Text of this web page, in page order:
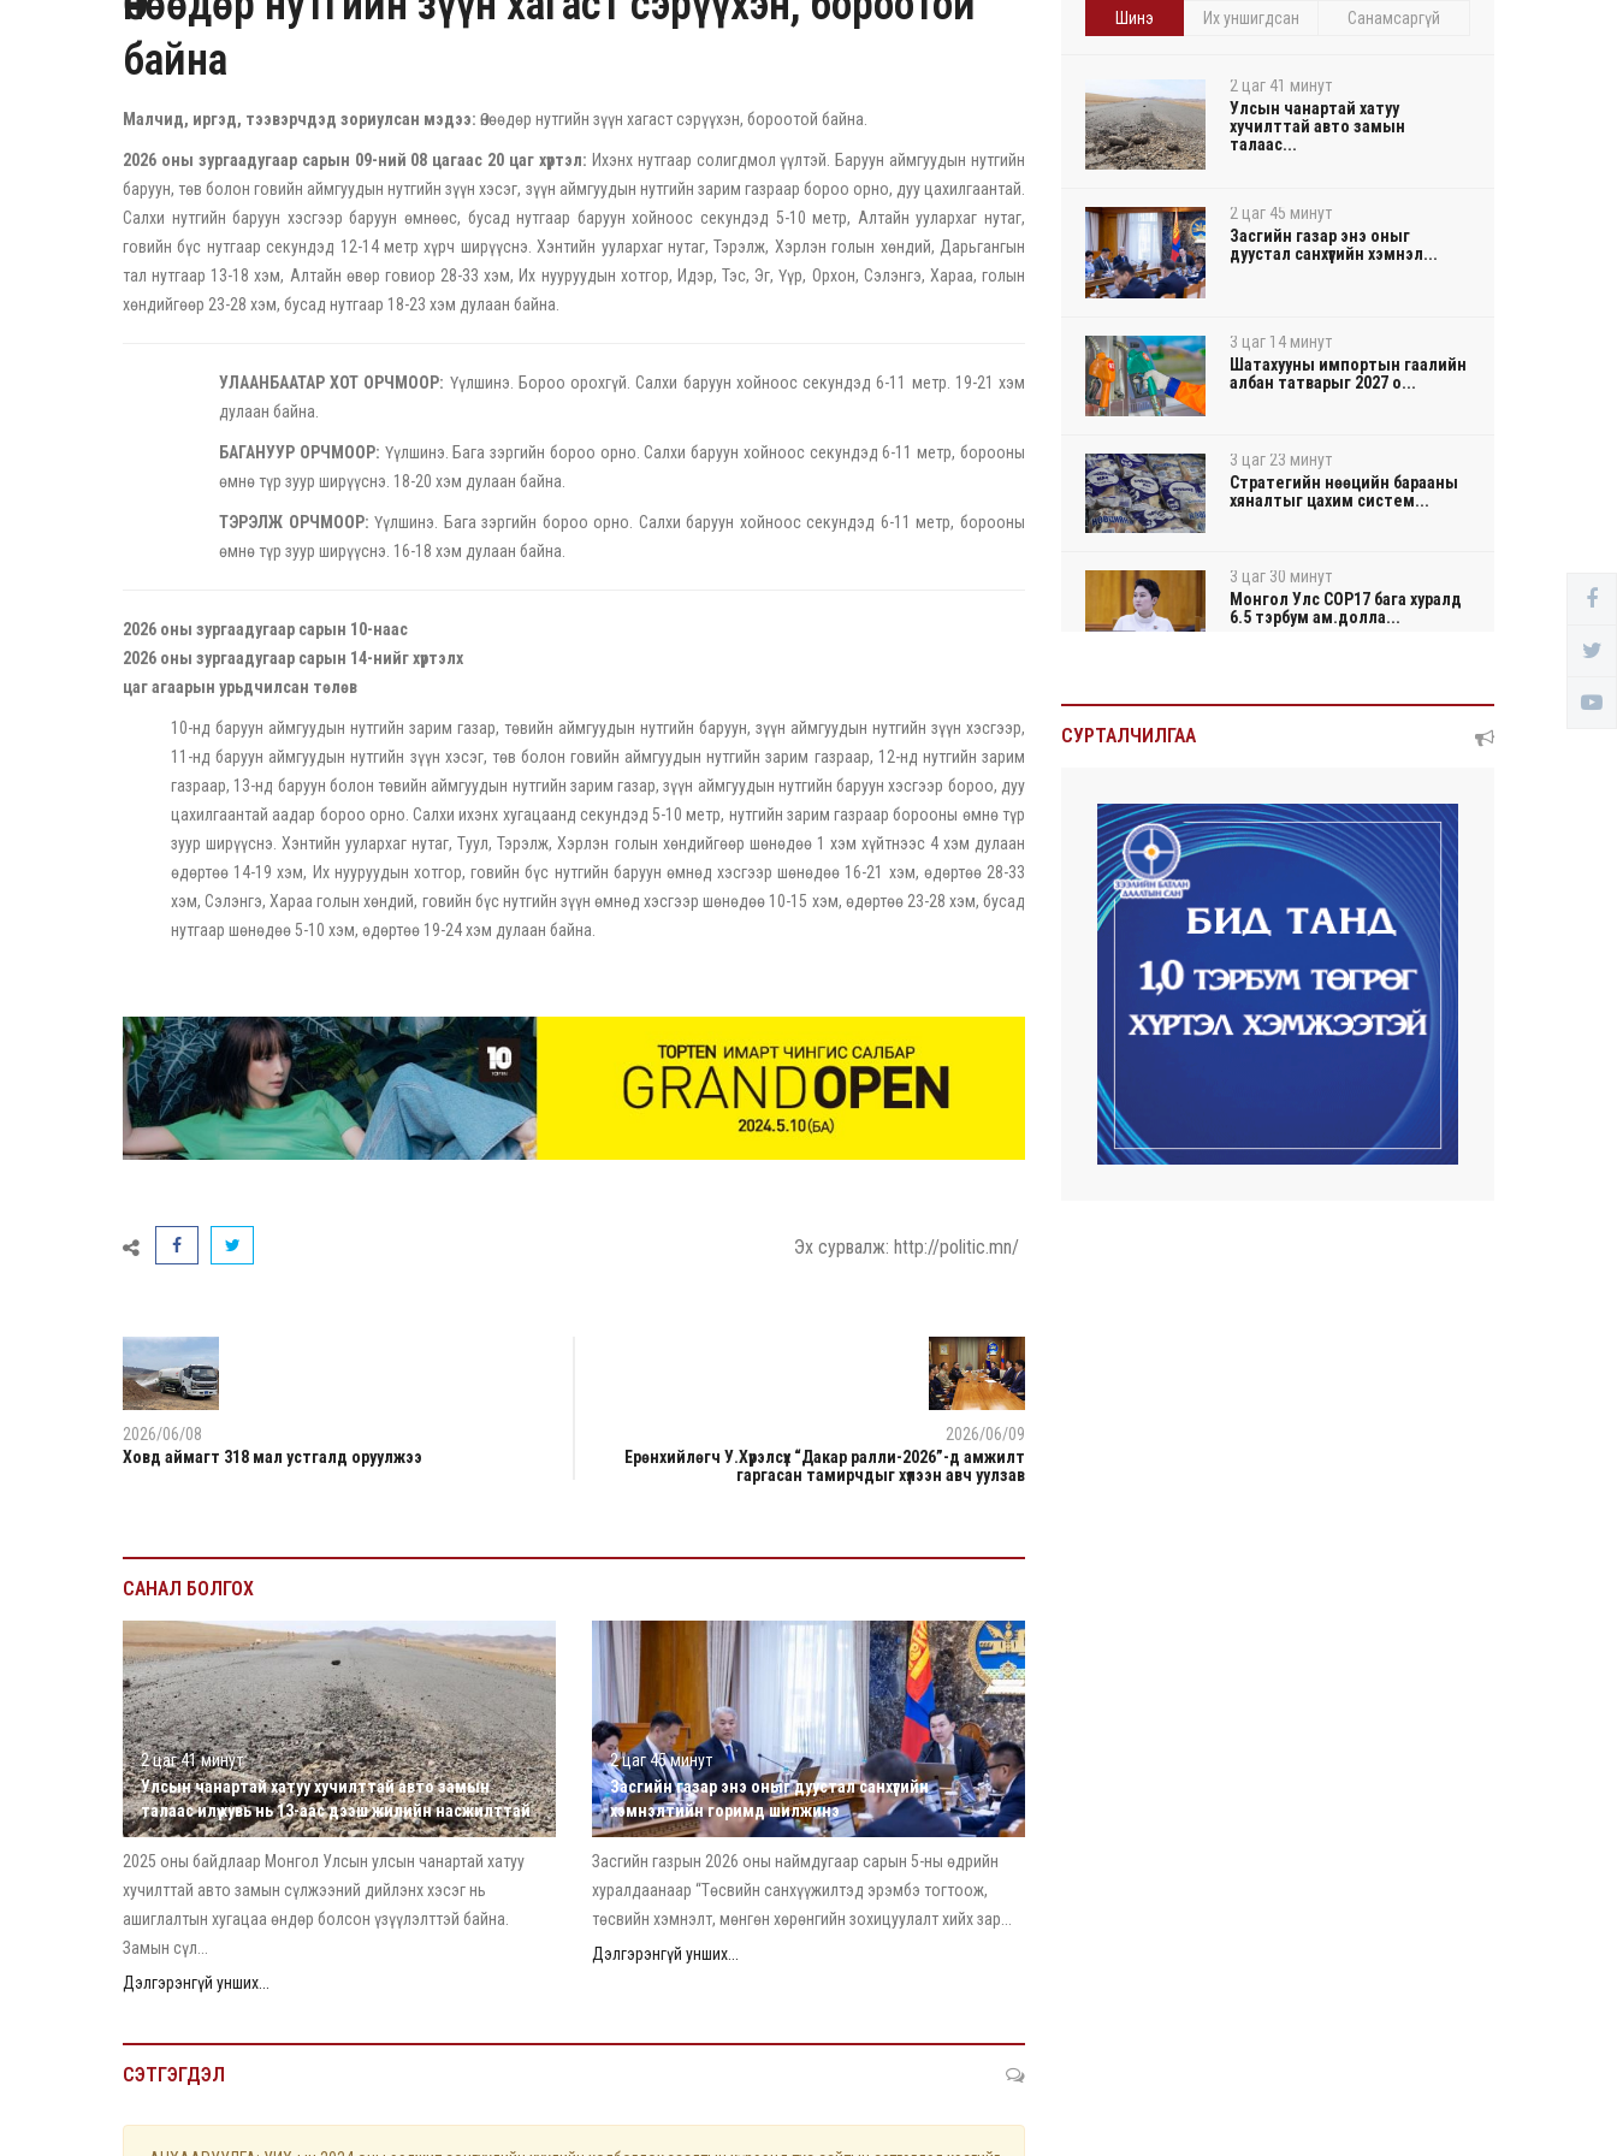
байна
Малчид, иргэд, тээвэрчдэд зориулсан мэдээ: Өнөөдөр нутгийн зүүн хагаст сэрүүхэн, бороотой байна.
2026 оны зургаадугаар сарын 09-ний 08 цагаас 20 цаг хүртэл: Ихэнх нутгаар солигдмол үүлтэй. Баруун аймгуудын нутгийн
баруун, төв болон говийн аймгуудын нутгийн зүүн хэсэг, зүүн аймгуудын нутгийн зарим газраар бороо орно, дуу цахилгаантай.
Салхи нутгийн баруун хэсгээр баруун өмнөөс, бусад нутгаар баруун хойноос секундэд 5-10 метр, Алтайн уулархаг нутаг,
говийн бүс нутгаар секундэд 12-14 метр хүрч ширүүснэ. Хэнтийн уулархаг нутаг, Тэрэлж, Хэрлэн голын хөндий, Дарьгангын
тал нутгаар 13-18 хэм, Алтайн өвөр говиор 28-33 хэм, Их нууруудын хотгор, Идэр, Тэс, Эг, Үүр, Орхон, Сэлэнгэ, Хараа, голын
хөндийгөөр 23-28 хэм, бусад нутгаар 18-23 хэм дулаан байна.
УЛААНБААТАР ХОТ ОРЧМООР: Үүлшинэ. Бороо орохгүй. Салхи баруун хойноос секундэд 6-11 метр. 19-21 хэм
дулаан байна.
БАГАНУУР ОРЧМООР: Үүлшинэ. Бага зэргийн бороо орно. Салхи баруун хойноос секундэд 6-11 метр, борооны
өмнө түр зуур ширүүснэ. 18-20 хэм дулаан байна.
ТЭРЭЛЖ ОРЧМООР: Үүлшинэ. Бага зэргийн бороо орно. Салхи баруун хойноос секундэд 6-11 метр, борооны
өмнө түр зуур ширүүснэ. 16-18 хэм дулаан байна.
2026 оны зургаадугаар сарын 10-наас
2026 оны зургаадугаар сарын 14-нийг хүртэлх
цаг агаарын урьдчилсан төлөв
10-нд баруун аймгуудын нутгийн зарим газар, төвийн аймгуудын нутгийн баруун, зүүн аймгуудын нутгийн зүүн хэсгээр,
11-нд баруун аймгуудын нутгийн зүүн хэсэг, төв болон говийн аймгуудын нутгийн зарим газраар, 12-нд нутгийн зарим
газраар, 13-нд баруун болон төвийн аймгуудын нутгийн зарим газар, зүүн аймгуудын нутгийн баруун хэсгээр бороо, дуу
цахилгаантай аадар бороо орно. Салхи ихэнх хугацаанд секундэд 5-10 метр, нутгийн зарим газраар борооны өмнө түр
зуур ширүүснэ. Хэнтийн уулархаг нутаг, Туул, Тэрэлж, Хэрлэн голын хөндийгөөр шөнөдөө 1 хэм хүйтнээс 4 хэм дулаан
өдөртөө 14-19 хэм, Их нууруудын хотгор, говийн бүс нутгийн баруун өмнөд хэсгээр шөнөдөө 16-21 хэм, өдөртөө 28-33
хэм, Сэлэнгэ, Хараа голын хөндий, говийн бүс нутгийн зүүн өмнөд хэсгээр шөнөдөө 10-15 хэм, өдөртөө 23-28 хэм, бусад
нутгаар шөнөдөө 5-10 хэм, өдөртөө 19-24 хэм дулаан байна.
Эх сурвалж: http://politic.mn/
2026/06/08
Ховд аймагт 318 мал устгалд оруулжээ
2026/06/09
Ерөнхийлөгч У.Хүрэлсүх “Дакар ралли-2026”-д амжилт
гаргасан тамирчдыг хүлээн авч уулзав
САНАЛ БОЛГОХ
2 цаг 41 минут
Улсын чанартай хатуу хучилттай авто замын
талаас илүү хувь нь 13-аас дээш жилийн насжилттай
2025 оны байдлаар Монгол Улсын улсын чанартай хатуу
хучилттай авто замын сүлжээний дийлэнх хэсэг нь
ашиглалтын хугацаа өндөр болсон үзүүлэлттэй байна.
Замын сүл...
Дэлгэрэнгүй унших...
2 цаг 45 минут
Засгийн газар энэ оныг дуустал санхүүгийн
хэмнэлтийн горимд шилжинэ
Засгийн газрын 2026 оны наймдугаар сарын 5-ны өдрийн
хуралдаанаар “Төсвийн санхүүжилтэд эрэмбэ тогтоож,
төсвийн хэмнэлт, мөнгөн хөрөнгийн зохицуулалт хийх зар...
Дэлгэрэнгүй унших...
СЭТГЭГДЭЛ
Шинэ Их уншигдсан Санамсаргүй
2 цаг 41 минут
Улсын чанартай хатуу
хучилттай авто замын
талаас...
2 цаг 45 минут
Засгийн газар энэ оныг
дуустал санхүүгийн хэмнэл...
3 цаг 14 минут
Шатахууны импортын гаалийн
албан татварыг 2027 о...
3 цаг 23 минут
Стратегийн нөөцийн барааны
хяналтыг цахим систем...
3 цаг 30 минут
Монгол Улс COP17 бага хуралд
6.5 тэрбум ам.долла...
3 цаг 35 минут
3 цаг 53 минут
Автомашины улсын дугаар
тэгш тоогоор төгссөн бол...
Улаанбаатарт өдөртөө 29 хэм
дулаан
Прокурорын байгууллага
өнгөрсөн долоо хоногт 29,...
Тэгш, сондгойгоор замын
хөдөлгөөнд оролцох зохиц...
СУРТАЛЧИЛГАА